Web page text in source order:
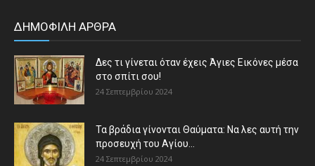
ΔΗΜΟΦΙΛΗ ΑΡΘΡΑ
Δες τι γίνεται όταν έχεις Άγιες Εικόνες μέσα
στο σπίτι σου!
24 Σεπτεμβρίου 2024
Τα βράδια γίνονται Θαύματα: Να λες αυτή την
προσευχή του Αγίου...
24 Σεπτεμβρίου 2024